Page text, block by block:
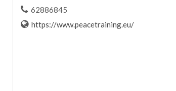
62886845
https://www.peacetraining.eu/